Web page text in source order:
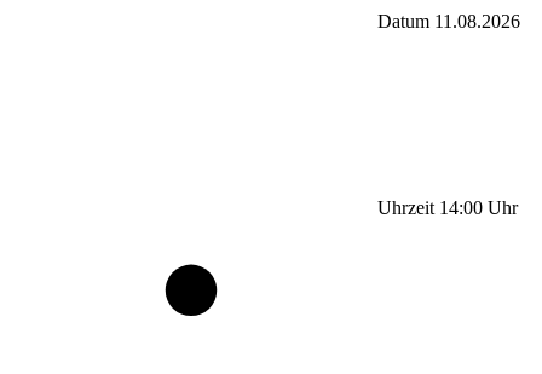
Datum 11.08.2026
Uhrzeit 14:00 Uhr